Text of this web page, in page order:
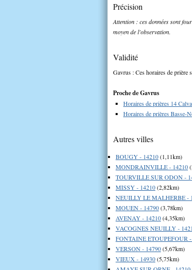
Précision
Attention : ces données sont
moyen de l'observation.
Validité
Gavrus : Ces horaires de prière
Proche de Gavrus
Horaires de prières 14
Horaires de prières Basse-
Autres villes
BOUGY - 14210(1,11km)
MONDRAINVILLE - 14210
TOURVILLE SUR ODON -
MISSY - 14210(2,82km)
NEUILLY LE MALHERBE -
MOUEN - 14790(3,78km)
AVENAY - 14210(4,35km)
VACOGNES NEUILLY -
FONTAINE ETOUPEFOUR
VERSON - 14790(5,67km)
VIEUX - 14930(5,75km)